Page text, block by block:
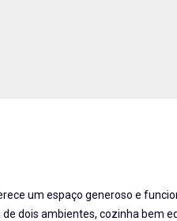
um espaço generoso e
dois ambientes, cozinha bem